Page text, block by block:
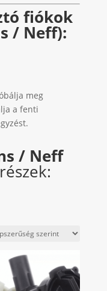
fiókok
/ Neff):
meg
a fenti
/ Neff